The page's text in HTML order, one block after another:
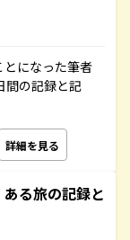
になった筆者
間の記録と記
詳細を見る
る旅の記録と